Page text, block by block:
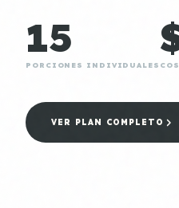
15
PORCIONES INDIVIDUALES
VER PLAN COMPLETO